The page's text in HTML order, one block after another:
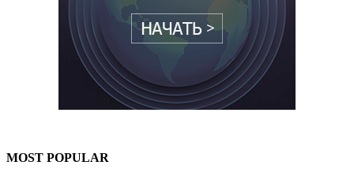
MOST POPULAR